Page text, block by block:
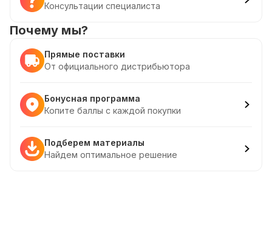
Консультации специалиста
Почему мы?
Прямые поставки
От официального дистрибьютора
Бонусная программа
Копите баллы с каждой покупки
Подберем материалы
Найдем оптимальное решение